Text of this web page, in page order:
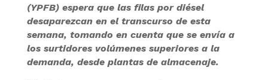
(YPFB) espera que las filas por diésel
desaparezcan en el transcurso de esta
semana, tomando en cuenta que se envía a
los surtidores volúmenes superiores a la
demanda, desde plantas de almacenaje.